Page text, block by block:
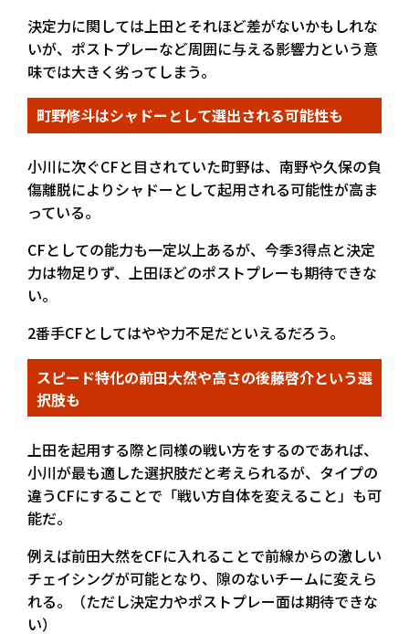
決定力に関しては上田とそれほど差がないかもしれな
いが、ポストプレーなど周囲に与える影響力という意
味では大きく劣ってしまう。
町野修斗はシャドーとして選出される可能性も
小川に次ぐCFと目されていた町野は、南野や久保の負
傷離脱によりシャドーとして起用される可能性が高ま
っている。
CFとしての能力も一定以上あるが、今季3得点と決定
力は物足りず、上田ほどのポストプレーも期待できな
い。
2番手CFとしてはやや力不足だといえるだろう。
スピード特化の前田大然や高さの後藤啓介という選
択肢も
上田を起用する際と同様の戦い方をするのであれば、
小川が最も適した選択肢だと考えられるが、タイプの
違うCFにすることで「戦い方自体を変えること」も可
能だ。
例えば前田大然をCFに入れることで前線からの激しい
チェイシングが可能となり、隙のないチームに変えら
れる。（ただし決定力やポストプレー面は期待できな
い）